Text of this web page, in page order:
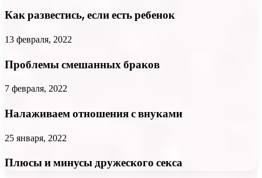
Как развестись, если есть ребенок
13 февраля, 2022
Проблемы смешанных браков
7 февраля, 2022
Налаживаем отношения с внуками
25 января, 2022
Плюсы и минусы дружеского секса